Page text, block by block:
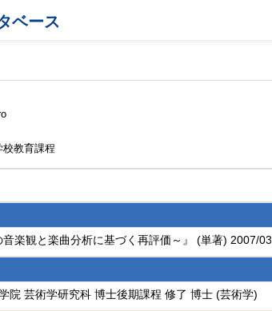
ベース
教育課程
楽観と楽曲分析に基づく再評価～』 (単著) 2007/03
院 芸術学研究科 博士後期課程 修了 博士 (芸術学)